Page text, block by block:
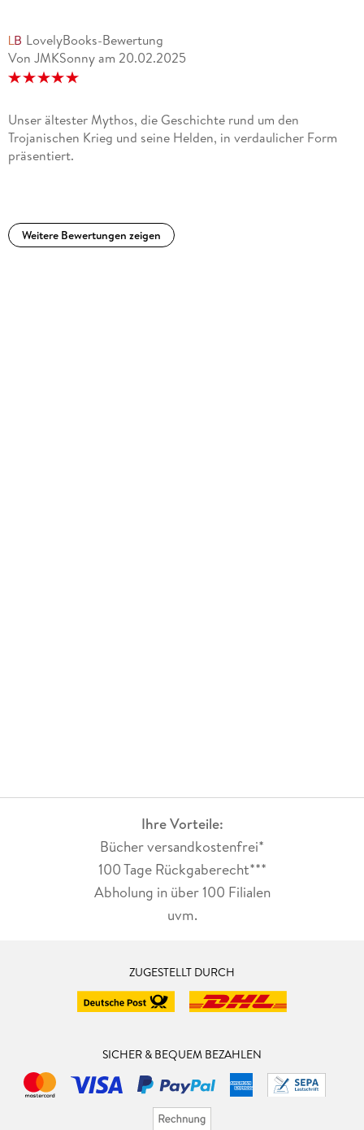
LovelyBooks-Bewertung
Von JMKSonny am 20.02.2025
Unser ältester Mythos, die Geschichte rund um den
Trojanischen Krieg und seine Helden, in verdaulicher Form
präsentiert.
Weitere Bewertungen zeigen
Ihre Vorteile:
Bücher versandkostenfrei*
100 Tage Rückgaberecht***
Abholung in über 100 Filialen
uvm.
ZUGESTELLT DURCH
SICHER & BEQUEM BEZAHLEN